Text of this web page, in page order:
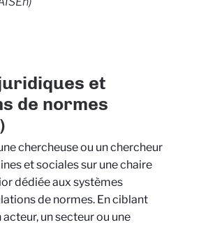
et
de normes
chercheuse ou un chercheur
et sociales sur une chaire
dédiée aux systèmes
de normes. En ciblant
un secteur ou une